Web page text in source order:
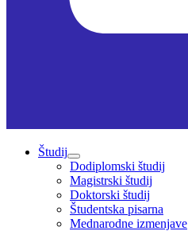
Študij
Dodiplomski študij
Magistrski študij
Doktorski študij
Študentska pisarna
Mednarodne izmenjave